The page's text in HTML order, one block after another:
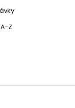
Z